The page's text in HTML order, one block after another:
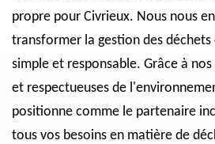
propre pour Civrieux. Nous nous
transformer la gestion des déchets
simple et responsable. Grâce à
et respectueuses de
positionne comme le partenaire
tous vos besoins en matière de